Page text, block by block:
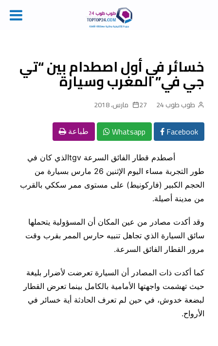
contentخسائر في أول اصطدام بين “تي
جي في” المغرب وسيارة
طوب طوب 24 27 مارس، 2018
Facebook
Whatsapp طباعة
أصطدم قطار الفائق السرعة tgvالذي كان في
طور التجربة مساء اليوم الإثنين 26 مارس بسيارة من
الحجم الكبير (فاركونيط) على مستوى ممر سككي بالقرب
من مدينة أصيلة.
وقد أكدت مصادر من عين المكان أن المسؤولية يتحملها
سائق السيارة الذي تجاهل تنبيه حارس الممر بقرب وقت
مرور القطار الفائق السرعة.
كما أكدت ذات المصادر أن السيارة تعرضت لأضرار بليغة
حيث تهشمت واجهتها الأمامية بالكامل بينما تعرض القطار
لبضعة خدوش، في حين لم تعرف الحادثة أية خسائر في
الأرواح.